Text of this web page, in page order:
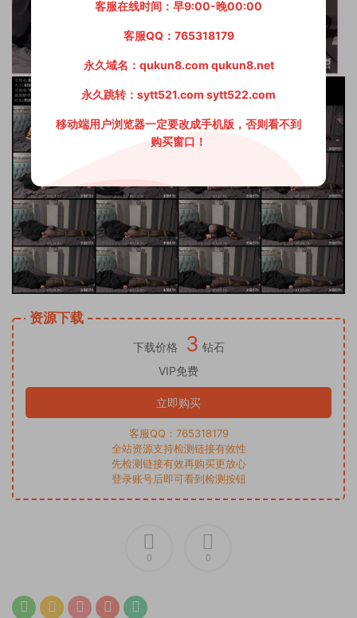
资源下载
下载价格 3 钻石
VIP免费
立即购买
客服QQ：765318179
全站资源支持检测链接有效性
先检测链接有效再购买更放心
登录账号后即可看到检测按钮
0 0
客服在线时间：早9:00-晚00:00
客服QQ：765318179
永久域名：qukun8.com qukun8.net
永久跳转：sytt521.com sytt522.com
移动端用户浏览器一定要改成手机版，否则看不到
购买窗口！